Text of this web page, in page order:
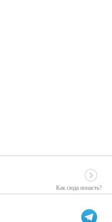
Как сюда попасть?